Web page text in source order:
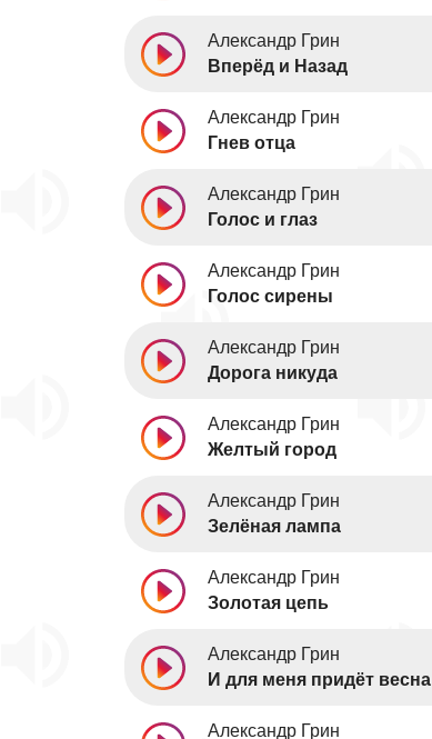
Александр Грин
Вперёд и Назад
Александр Грин
Гнев отца
Александр Грин
Голос и глаз
Александр Грин
Голос сирены
Александр Грин
Дорога никуда
Александр Грин
Желтый город
Александр Грин
Зелёная лампа
Александр Грин
Золотая цепь
Александр Грин
И для меня придёт весна
Александр Грин